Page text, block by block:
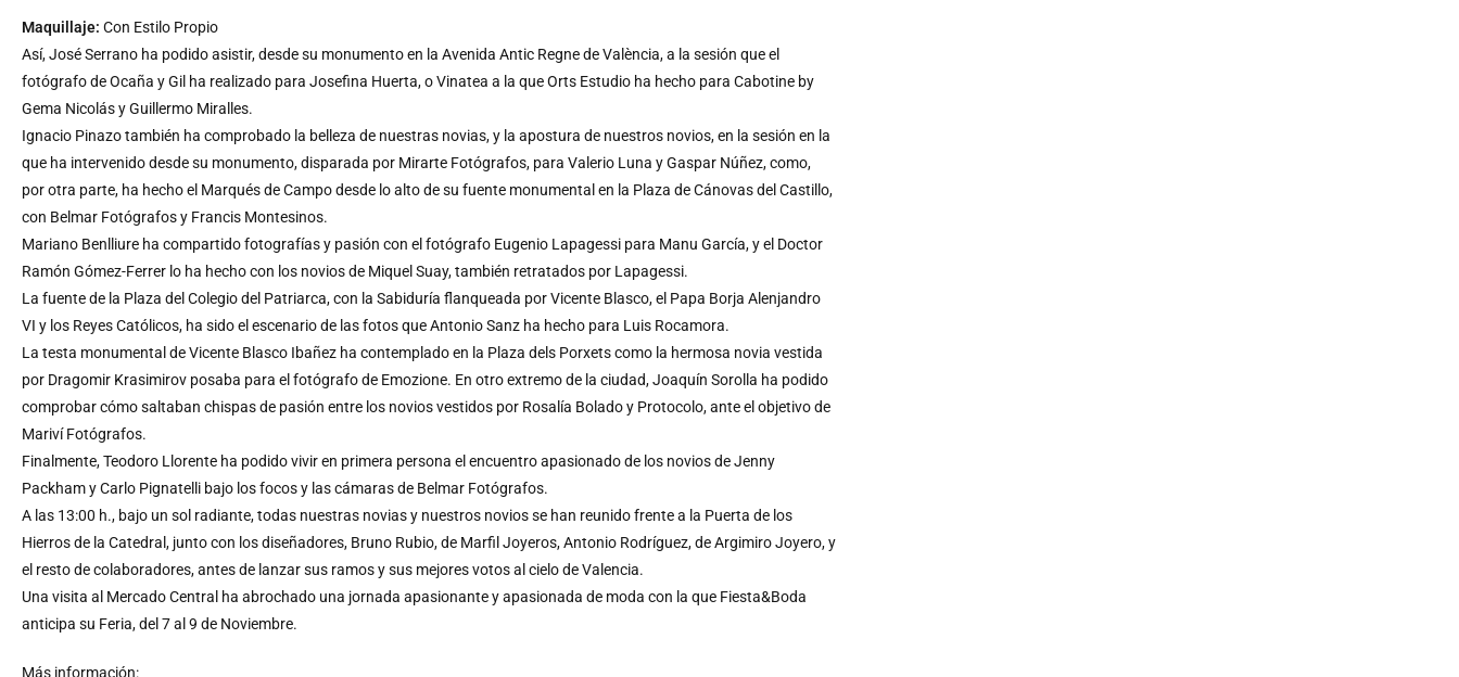
Maquillaje: Con Estilo Propio
Así, José Serrano ha podido asistir, desde su monumento en la Avenida Antic Regne de València, a la sesión que el
fotógrafo de Ocaña y Gil ha realizado para Josefina Huerta, o Vinatea a la que Orts Estudio ha hecho para Cabotine by
Gema Nicolás y Guillermo Miralles.
Ignacio Pinazo también ha comprobado la belleza de nuestras novias, y la apostura de nuestros novios, en la sesión en la
que ha intervenido desde su monumento, disparada por Mirarte Fotógrafos, para Valerio Luna y Gaspar Núñez, como,
por otra parte, ha hecho el Marqués de Campo desde lo alto de su fuente monumental en la Plaza de Cánovas del Castillo,
con Belmar Fotógrafos y Francis Montesinos.
Mariano Benlliure ha compartido fotografías y pasión con el fotógrafo Eugenio Lapagessi para Manu García, y el Doctor
Ramón Gómez-Ferrer lo ha hecho con los novios de Miquel Suay, también retratados por Lapagessi.
La fuente de la Plaza del Colegio del Patriarca, con la Sabiduría flanqueada por Vicente Blasco, el Papa Borja Alenjandro
VI y los Reyes Católicos, ha sido el escenario de las fotos que Antonio Sanz ha hecho para Luis Rocamora.
La testa monumental de Vicente Blasco Ibañez ha contemplado en la Plaza dels Porxets como la hermosa novia vestida
por Dragomir Krasimirov posaba para el fotógrafo de Emozione. En otro extremo de la ciudad, Joaquín Sorolla ha podido
comprobar cómo saltaban chispas de pasión entre los novios vestidos por Rosalía Bolado y Protocolo, ante el objetivo de
Mariví Fotógrafos.
Finalmente, Teodoro Llorente ha podido vivir en primera persona el encuentro apasionado de los novios de Jenny
Packham y Carlo Pignatelli bajo los focos y las cámaras de Belmar Fotógrafos.
A las 13:00 h., bajo un sol radiante, todas nuestras novias y nuestros novios se han reunido frente a la Puerta de los
Hierros de la Catedral, junto con los diseñadores, Bruno Rubio, de Marfil Joyeros, Antonio Rodríguez, de Argimiro Joyero, y
el resto de colaboradores, antes de lanzar sus ramos y sus mejores votos al cielo de Valencia.
Una visita al Mercado Central ha abrochado una jornada apasionante y apasionada de moda con la que Fiesta&Boda
anticipa su Feria, del 7 al 9 de Noviembre.
Más información: